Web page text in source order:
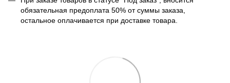
обязательная предоплата 50% от суммы заказа,
остальное оплачивается при доставке товара.